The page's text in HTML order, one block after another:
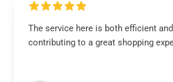
The service here is both efficient
contributing to a great shopping